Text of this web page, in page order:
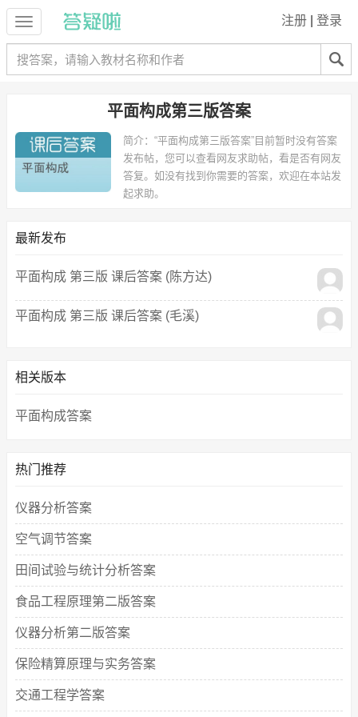
注册 登录
平面构成第三版答案
简介： “平面构成第三版答案”目前暂时没有答案
发布帖，您可以查看网友求助帖，看是否有网友
答复。如没有找到你需要的答案，欢迎在本站发
起求助。
最新发布
平面构成 第三版 课后答案 (陈方达)
平面构成 第三版 课后答案 (毛溪)
相关版本
平面构成答案
热门推荐
仪器分析答案
空气调节答案
田间试验与统计分析答案
食品工程原理第二版答案
仪器分析第二版答案
保险精算原理与实务答案
交通工程学答案